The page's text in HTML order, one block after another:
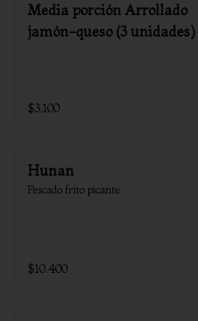
Media porción Arrollado
jamón-queso (3 unidades)
$3.100
Hunan
Pescado frito picante
$10.400